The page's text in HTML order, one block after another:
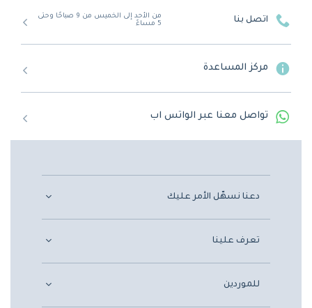
اتصل بنا
من الأحد إلى الخميس من 9 صباحًا وحتى
5 مساءً
مركز المساعدة
تواصل معنا عبر الواتس اب
دعنا نسهّل الأمر عليك
تعرف علينا
للموردين